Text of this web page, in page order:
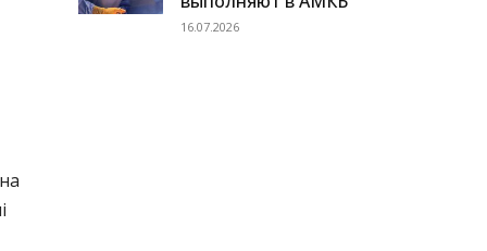
16.07.2026